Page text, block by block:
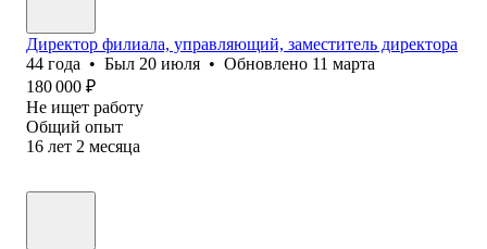
Директор филиала, управляющий, заместитель директора
44 года • Был 20 июля • Обновлено 11 марта
180 000 ₽
Не ищет работу
Общий опыт
16 лет 2 месяца